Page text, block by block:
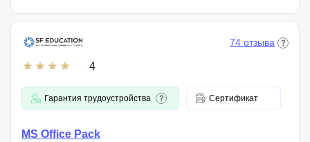
4
74 отзыва
Гарантия трудоустройства Сертификат
MS Office Pack